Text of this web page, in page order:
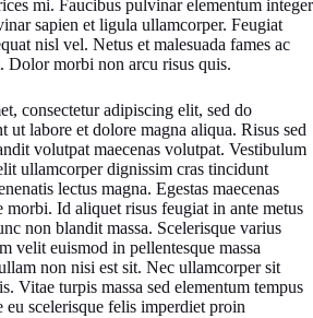
mi. Faucibus pulvinar elementum integer
sapien et ligula ullamcorper. Feugiat
nisl vel. Netus et malesuada fames ac
Dolor morbi non arcu risus quis.
consectetur adipiscing elit, sed do
ut labore et dolore magna aliqua. Risus sed
volutpat maecenas volutpat. Vestibulum
ullamcorper dignissim cras tincidunt
lectus magna. Egestas maecenas
morbi. Id aliquet risus feugiat in ante metus
non blandit massa. Scelerisque varius
velit euismod in pellentesque massa
non nisi est sit. Nec ullamcorper sit
Vitae turpis massa sed elementum tempus
eu scelerisque felis imperdiet proin